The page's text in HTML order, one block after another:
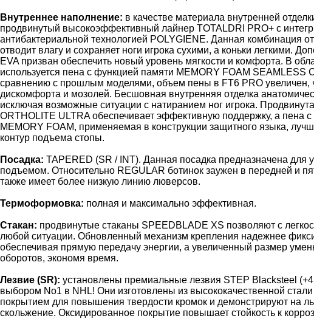
Внутреннее наполнение: в качестве материала внутренней
продвинутый высокоэффективный лайнер TOTALDRI PRO+ с
антибактериальной технологией POLYGIENE. Данная комбинация
отводит влагу и сохраняет ноги игрока сухими, а коньки легкими.
EVA призван обеспечить новый уровень мягкости и комфорта. В
используется пена с функцией памяти MEMORY FOAM SEAMLESS
сравнению с прошлым моделями, объем пены в FT6 PRO увеличен,
дискомфорта и мозолей. Бесшовная внутренняя отделка
исключая возможные ситуации с натиранием ног игрока.
ORTHOLITE ULTRA обеспечивает эффективную поддержку, а пена
MEMORY FOAM, применяемая в конструкции защитного языка,
контур подъема стопы.
Посадка: TAPERED (SR / INT). Данная посадка предназначена для
подъемом. Относительно REGULAR ботинок заужен в передней и
также имеет более низкую линию люверсов.
Термоформовка: полная и максимально эффективная.
Стакан: продвинутые стаканы SPEEDBLADE XS позволяют с
любой ситуации. Обновленный механизм крепления надежнее
обеспечивая прямую передачу энергии, а увеличенный размер
оборотов, экономя время.
Лезвие (SR): установлены премиальные лезвия STEP Blacksteel
выбором No1 в NHL! Они изготовлены из высококачественной
покрытием для повышения твердости кромок и демонстрируют на
скольжение. Оксидированное покрытие повышает стойкость к